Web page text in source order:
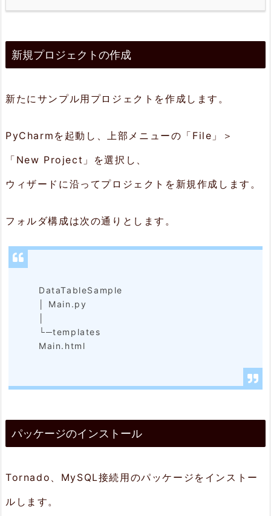
1.
規
ロ
ェ
ク
ト
作
成
2.
イ
ン
ト
ー
新規プロジェクトの作成
新たにサンプル用プロジェクトを作成します。
PyCharmを起動し、上部メニューの「File」＞
「New Project」を選択し、
ウィザードに沿ってプロジェクトを新規作成します。
フォルダ構成は次の通りとします。
DataTableSample
│ Main.py
└─templates
Main.html
パッケージのインストール
Tornado、MySQL接続用のパッケージをインストー
ルします。